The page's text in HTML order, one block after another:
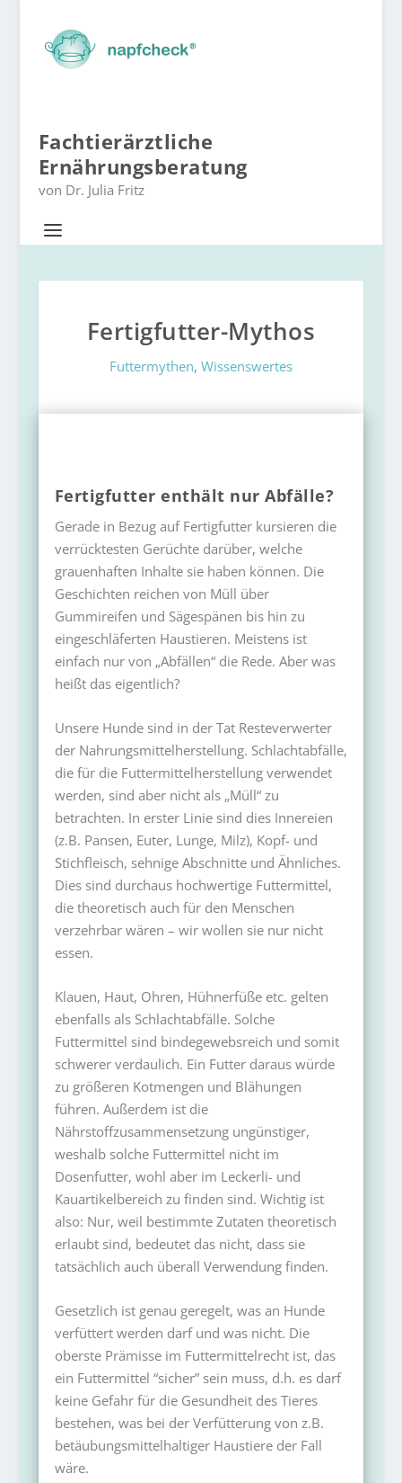
Fachtierärztliche
Ernährungsberatung
von Dr. Julia Fritz
Fertigfutter-Mythos
Futtermythen, Wissenswertes
Fertigfutter enthält nur Abfälle?
Gerade in Bezug auf Fertigfutter kursieren die
verrücktesten Gerüchte darüber, welche
grauenhaften Inhalte sie haben können. Die
Geschichten reichen von Müll über
Gummireifen und Sägespänen bis hin zu
eingeschläferten Haustieren. Meistens ist
einfach nur von „Abfällen“ die Rede. Aber was
heißt das eigentlich?
Unsere Hunde sind in der Tat Resteverwerter
der Nahrungsmittelherstellung. Schlachtabfälle,
die für die Futtermittelherstellung verwendet
werden, sind aber nicht als „Müll“ zu
betrachten. In erster Linie sind dies Innereien
(z.B. Pansen, Euter, Lunge, Milz), Kopf- und
Stichfleisch, sehnige Abschnitte und Ähnliches.
Dies sind durchaus hochwertige Futtermittel,
die theoretisch auch für den Menschen
verzehrbar wären – wir wollen sie nur nicht
essen.
Klauen, Haut, Ohren, Hühnerfüße etc. gelten
ebenfalls als Schlachtabfälle. Solche
Futtermittel sind bindegewebsreich und somit
schwerer verdaulich. Ein Futter daraus würde
zu größeren Kotmengen und Blähungen
führen. Außerdem ist die
Nährstoffzusammensetzung ungünstiger,
weshalb solche Futtermittel nicht im
Dosenfutter, wohl aber im Leckerli- und
Kauartikelbereich zu finden sind. Wichtig ist
also: Nur, weil bestimmte Zutaten theoretisch
erlaubt sind, bedeutet das nicht, dass sie
tatsächlich auch überall Verwendung finden.
Gesetzlich ist genau geregelt, was an Hunde
verfüttert werden darf und was nicht. Die
oberste Prämisse im Futtermittelrecht ist, das
ein Futtermittel “sicher” sein muss, d.h. es darf
keine Gefahr für die Gesundheit des Tieres
bestehen, was bei der Verfütterung von z.B.
betäubungsmittelhaltiger Haustiere der Fall
wäre.